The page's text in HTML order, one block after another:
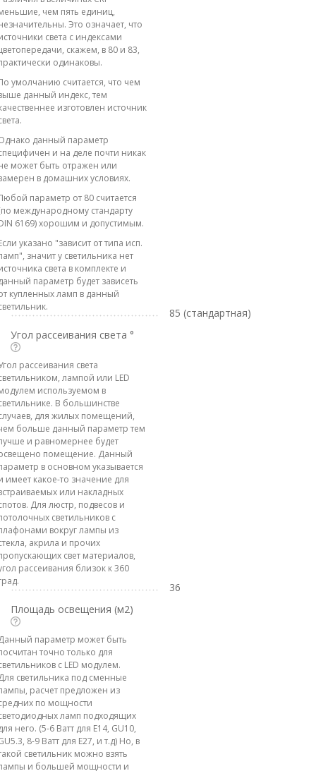
чем пять единиц,
Это означает, что
света с индексами
скажем, в 80 и 83,
одинаковы.
умолчанию считается, что чем
данный индекс, тем
изготовлен источник
данный параметр
и на деле почти никак
может быть отражен или
в домашних условиях.
параметр от 80 считается
международному стандарту
6169) хорошим и допустимым.
указано "зависит от типа исп.
значит у светильника нет
света в комплекте и
параметр будет зависеть
купленных ламп в данный
85 (стандартная)
Угол рассеивания света °
рассеивания света
лампой или LED
используемом в
В большинстве
для жилых помещений,
больше данный параметр тем
и равномернее будет
помещение. Данный
в основном указывается
имеет какое-то значение для
или накладных
Для люстр, подвесов и
светильников с
вокруг лампы из
акрила и прочих
свет материалов,
рассеивания близок к 360
36
Площадь освещения (м2)
параметр может быть
точно только для
с LED модулем.
светильника под сменные
расчет предложен из
по мощности
ламп подходящих
него. (5-6 Ватт для E14, GU10,
8-9 Ватт для E27, и т.д) Но, в
светильник можно взять
и большей мощности и